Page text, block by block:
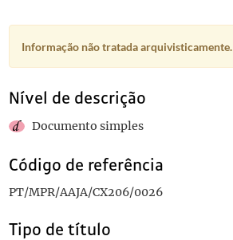
Informação não tratada arquivisticamente.
Nível de descrição
Documento simples
Código de referência
PT/MPR/AAJA/CX206/0026
Tipo de título